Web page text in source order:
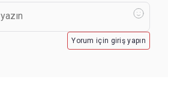
Yorum için giriş yapın